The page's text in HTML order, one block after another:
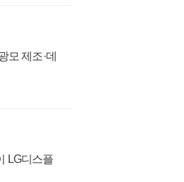
모 제조·데
LG디스플